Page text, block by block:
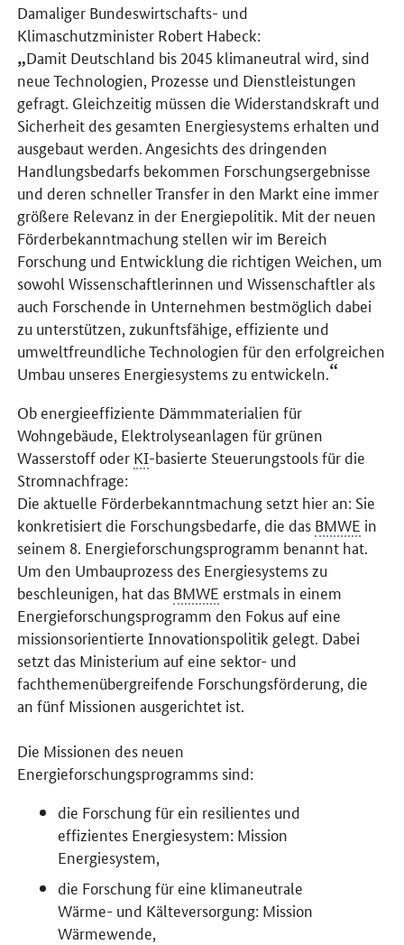
Damaliger Bundeswirtschafts- und
Klimaschutzminister Robert Habeck:
Damit Deutschland bis 2045 klimaneutral wird, sind
neue Technologien, Prozesse und Dienstleistungen
gefragt. Gleichzeitig müssen die Widerstandskraft und
Sicherheit des gesamten Energiesystems erhalten und
ausgebaut werden. Angesichts des dringenden
Handlungsbedarfs bekommen Forschungsergebnisse
und deren schneller Transfer in den Markt eine immer
größere Relevanz in der Energiepolitik. Mit der neuen
Förderbekanntmachung stellen wir im Bereich
Forschung und Entwicklung die richtigen Weichen, um
sowohl Wissenschaftlerinnen und Wissenschaftler als
auch Forschende in Unternehmen bestmöglich dabei
zu unterstützen, zukunftsfähige, effiziente und
umweltfreundliche Technologien für den erfolgreichen
Umbau unseres Energiesystems zu entwickeln.
Ob energieeffiziente Dämmmaterialien für
Wohngebäude, Elektrolyseanlagen für grünen
Wasserstoff oder KI-basierte Steuerungstools für die
Stromnachfrage:
Die aktuelle Förderbekanntmachung setzt hier an: Sie
konkretisiert die Forschungsbedarfe, die das BMWE in
seinem 8. Energieforschungsprogramm benannt hat.
Um den Umbauprozess des Energiesystems zu
beschleunigen, hat das BMWE erstmals in einem
Energieforschungsprogramm den Fokus auf eine
missionsorientierte Innovationspolitik gelegt. Dabei
setzt das Ministerium auf eine sektor- und
fachthemenübergreifende Forschungsförderung, die
an fünf Missionen ausgerichtet ist.
Die Missionen des neuen
Energieforschungsprogramms sind:
die Forschung für ein resilientes und
effizientes Energiesystem: Mission
Energiesystem,
die Forschung für eine klimaneutrale
Wärme- und Kälteversorgung: Mission
Wärmewende,